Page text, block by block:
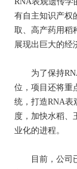
有自主知识产权
取、高产药用稻
展现出巨大的经
位，项目还将重
统，打造RNA表
度，加快水稻、
业化的进程。